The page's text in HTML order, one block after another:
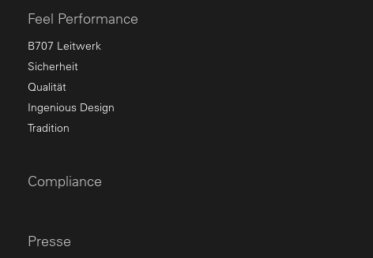
Feel Performance
B707 Leitwerk
Sicherheit
Qualität
Ingenious Design
Tradition
Compliance
Presse